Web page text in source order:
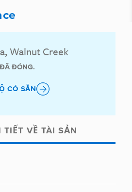
Walnut Creek
ĐÓNG.
CÓ SẴN
VỀ TÀI SẢN